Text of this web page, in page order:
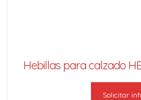
Hebillas para calzado
Solicitar